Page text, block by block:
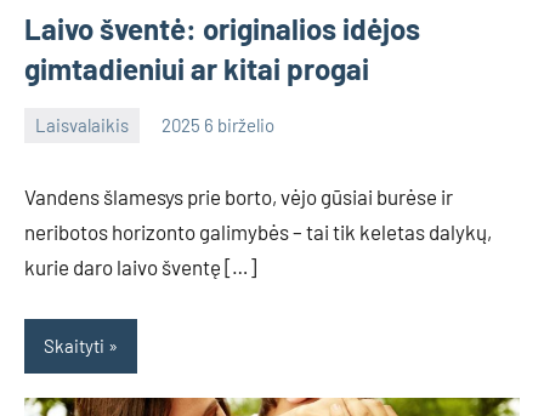
Laivo šventė: originalios idėjos
gimtadieniui ar kitai progai
Laisvalaikis 2025 6 birželio
Vandens šlamesys prie borto, vėjo gūsiai burėse ir
neribotos horizonto galimybės – tai tik keletas dalykų,
kurie daro laivo šventę […]
Skaityti